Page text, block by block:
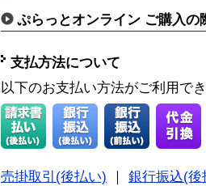
ぷらっとオンライン ご購入の
支払方法について
以下のお支払い方法がご利用で
売掛取引(後払い)
銀行振込(後